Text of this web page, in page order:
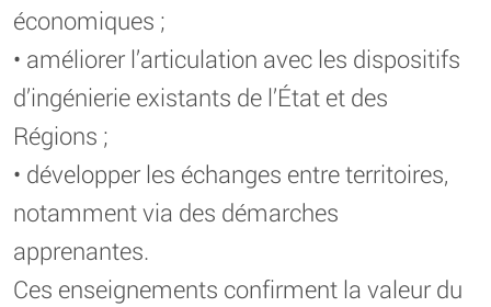
économiques ;
• améliorer l’articulation avec les dispositifs
d’ingénierie existants de l’État et des
Régions ;
• développer les échanges entre territoires,
notamment via des démarches
apprenantes.
Ces enseignements confirment la valeur du